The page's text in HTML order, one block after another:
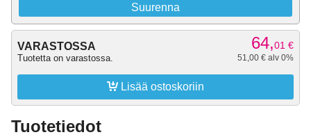
Suurenna
VARASTOSSA
Tuotetta on varastossa.
64,01 €
51,00 € alv 0%
 Lisää ostoskoriin
Tuotetiedot